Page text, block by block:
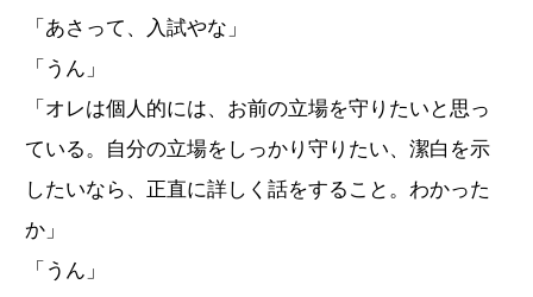
「あさって、入試やな」
「うん」
「オレは個人的には、お前の立場を守りたいと思っ
ている。自分の立場をしっかり守りたい、潔白を示
したいなら、正直に詳しく話をすること。わかった
か」
「うん」